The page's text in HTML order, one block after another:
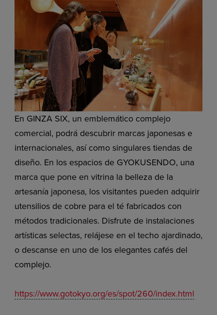
En GINZA SIX, un emblemático complejo
comercial, podrá descubrir marcas japonesas e
internacionales, así como singulares tiendas de
diseño. En los espacios de GYOKUSENDO, una
marca que pone en vitrina la belleza de la
artesanía japonesa, los visitantes pueden adquirir
utensilios de cobre para el té fabricados con
métodos tradicionales. Disfrute de instalaciones
artísticas selectas, relájese en el techo ajardinado,
o descanse en uno de los elegantes cafés del
complejo.
https://www.gotokyo.org/es/spot/260/index.html